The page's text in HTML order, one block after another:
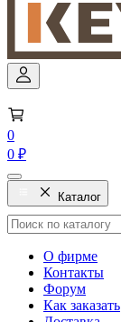
0
0 ₽
Каталог
О фирме
Контакты
Форум
Как заказать